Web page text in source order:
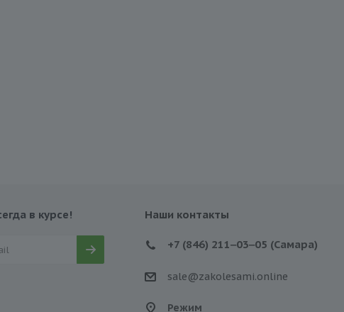
в курсе! Наши контакты
+7 (846) 211‒03‒05 (Самара)
sale@zakolesami.online
Режим